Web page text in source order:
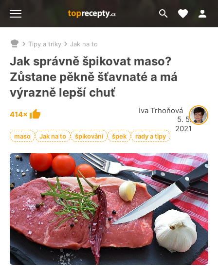
Přejít
na
Moje
Nacházíte
se
zde:
Tipy a triky Jak na to
Jak správně špikovat maso?
Zůstane pěkně šťavnaté a má
výrazně lepší chuť
414×
Iva Trhoňová
5. 5.
2021
maso Jak na to špikování špek rady a tipy